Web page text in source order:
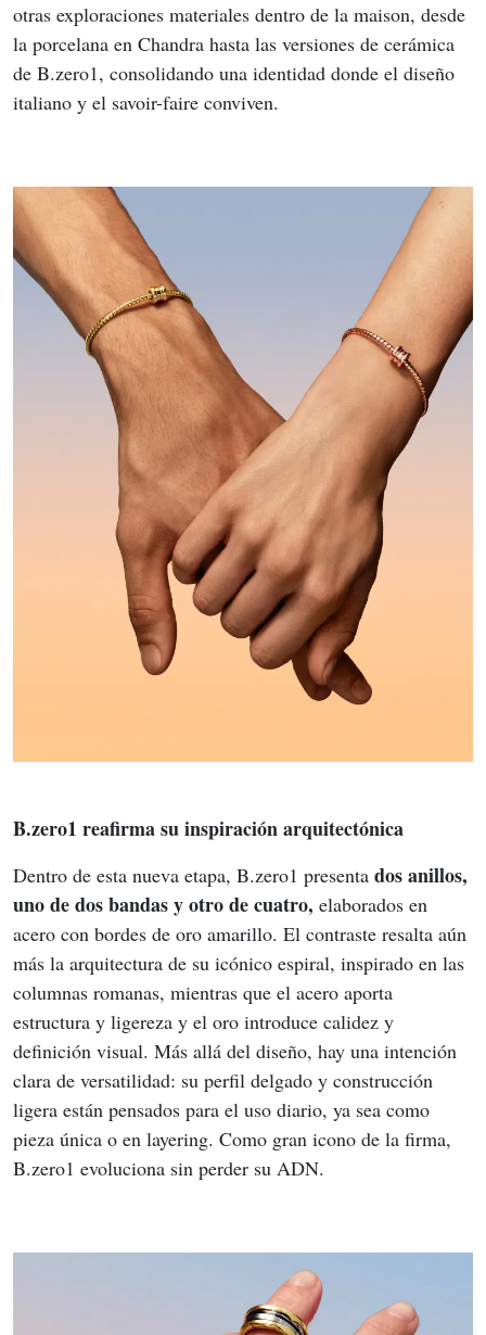
otras exploraciones materiales dentro de la maison, desde
la porcelana en Chandra hasta las versiones de cerámica
de B.zero1, consolidando una identidad donde el diseño
italiano y el savoir-faire conviven.
B.zero1 reafirma su inspiración arquitectónica
Dentro de esta nueva etapa, B.zero1 presenta dos anillos,
uno de dos bandas y otro de cuatro, elaborados en
acero con bordes de oro amarillo. El contraste resalta aún
más la arquitectura de su icónico espiral, inspirado en las
columnas romanas, mientras que el acero aporta
estructura y ligereza y el oro introduce calidez y
definición visual. Más allá del diseño, hay una intención
clara de versatilidad: su perfil delgado y construcción
ligera están pensados para el uso diario, ya sea como
pieza única o en layering. Como gran icono de la firma,
B.zero1 evoluciona sin perder su ADN.